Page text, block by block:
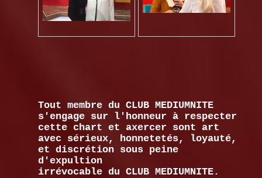
Tout membre du CLUB MEDIUMNITE
s'engage sur l'honneur à respecter
cette chart et axercer sont art
avec sérieux, honnetetés, loyauté,
et discrétion sous peine
d'expultion
irrévocable du CLUB MEDIUMNITE.